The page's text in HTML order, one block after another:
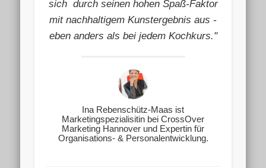
sich durch seinen hohen Spaß-Faktor
mit nachhaltigem Kunstergebnis aus -
eben anders als bei jedem Kochkurs."
Ina Rebenschütz-Maas ist
Marketingspezialisitin bei CrossOver
Marketing Hannover und Expertin für
Organisations- & Personalentwicklung.